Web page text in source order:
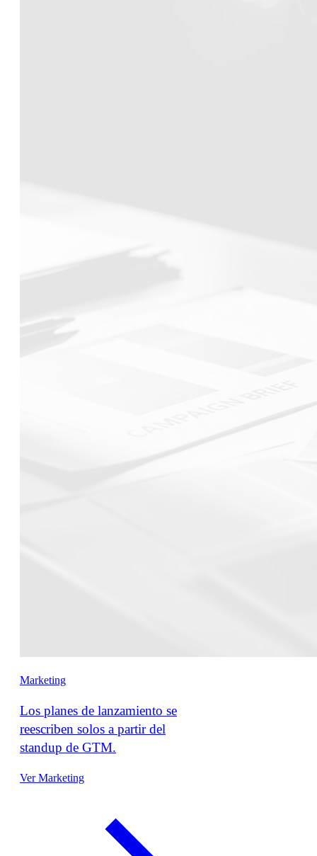
Marketing
Los planes de lanzamiento se
reescriben solos a partir del
standup de GTM.
Ver Marketing